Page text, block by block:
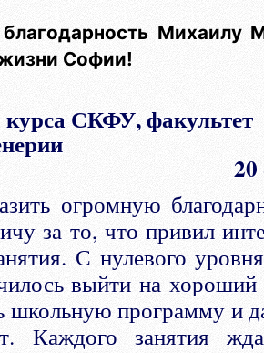
Михаилу
Софии!
курса СКФУ, факультет
20
огромную
за то, что привил
С нулевого
выйти на хороший
школьную программу и
Каждого занятия